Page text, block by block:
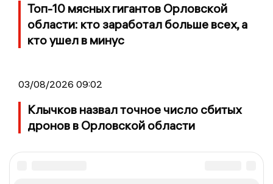
Топ-10 мясных гигантов Орловской
области: кто заработал больше всех, а
кто ушел в минус
03/08/2026 09:02
Клычков назвал точное число сбитых
дронов в Орловской области